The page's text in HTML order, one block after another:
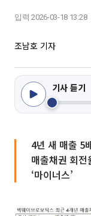
입력 2026-03-18 13:28
조남호 기자
기사 듣기
4년 새 매출 5
매출채권 회
‘마이너스’